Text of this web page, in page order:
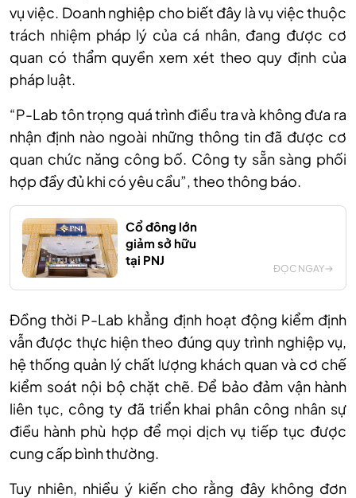
vụ việc. Doanh nghiệp cho biết đây là vụ việc thuộc
trách nhiệm pháp lý của cá nhân, đang được cơ
quan có thẩm quyền xem xét theo quy định của
pháp luật.
“P-Lab tôn trọng quá trình điều tra và không đưa ra
nhận định nào ngoài những thông tin đã được cơ
quan chức năng công bố. Công ty sẵn sàng phối
hợp đầy đủ khi có yêu cầu”, theo thông báo.
Cổ đông lớn
giảm sở hữu
tại PNJ
ĐỌC NGAY
Đồngthời P-Lab khẳng định hoạt động kiểm định
vẫn được thực hiện theo đúng quy trình nghiệp vụ,
hệ thống quản lý chất lượng khách quan và cơ chế
kiểm soát nội bộ chặt chẽ. Để bảo đảm vận hành
liên tục, công ty đã triển khai phân công nhân sự
điều hành phù hợp để mọi dịch vụ tiếp tục được
cung cấp bình thường.
Tuy nhiên, nhiều ý kiến cho rằng đây không đơn